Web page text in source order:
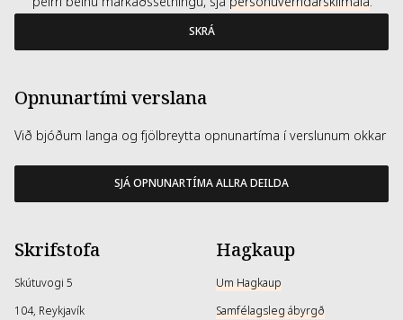
SKRÁ
Opnunartími verslana
Við bjóðum langa og fjölbreytta opnunartíma í verslunum okkar
SJÁ OPNUNARTÍMA ALLRA DEILDA
Skrifstofa
Skútuvogi 5
104, Reykjavík
Hagkaup
Um Hagkaup
Samfélagsleg ábyrgð